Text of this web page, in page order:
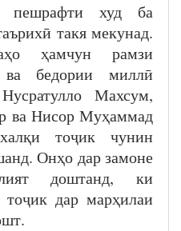
пешрафти худ ба
такя мекунад.
ҳамчун рамзи
ва бедории миллӣ
Махсум,
Нисор Муҳаммад
тоҷик чунин
Онҳо дар замоне
доштанд, ки
дар марҳилаи